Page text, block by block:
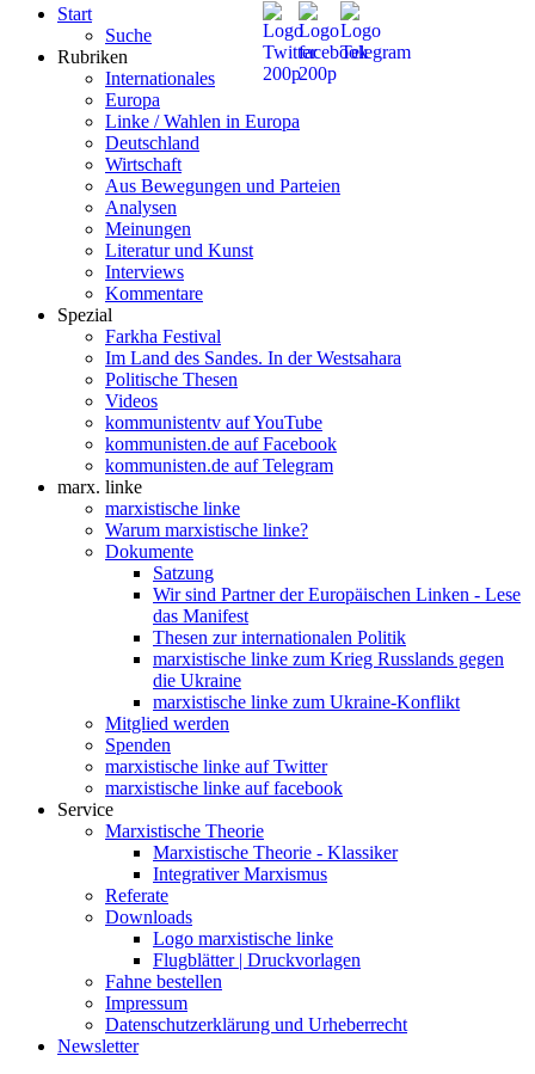
Start
Suche
Rubriken
Internationales
Europa
Linke / Wahlen in Europa
Deutschland
Wirtschaft
Aus Bewegungen und Parteien
Analysen
Meinungen
Literatur und Kunst
Interviews
Kommentare
Spezial
Farkha Festival
Im Land des Sandes. In der Westsahara
Politische Thesen
Videos
kommunistentv auf YouTube
kommunisten.de auf Facebook
kommunisten.de auf Telegram
marx. linke
marxistische linke
Warum marxistische linke?
Dokumente
Satzung
Wir sind Partner der Europäischen Linken - Lese
das Manifest
Thesen zur internationalen Politik
marxistische linke zum Krieg Russlands gegen
die Ukraine
marxistische linke zum Ukraine-Konflikt
Mitglied werden
Spenden
marxistische linke auf Twitter
marxistische linke auf facebook
Service
Marxistische Theorie
Marxistische Theorie - Klassiker
Integrativer Marxismus
Referate
Downloads
Logo marxistische linke
Flugblätter | Druckvorlagen
Fahne bestellen
Impressum
Datenschutzerklärung und Urheberrecht
Newsletter